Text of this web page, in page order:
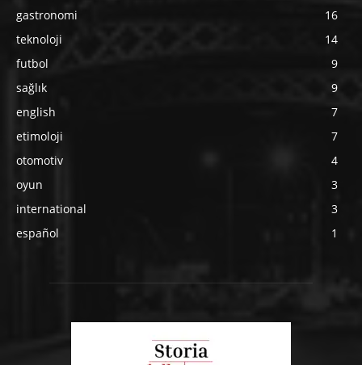
gastronomi
16
teknoloji
14
futbol
9
sağlık
9
english
7
etimoloji
7
otomotiv
4
oyun
3
international
3
español
1